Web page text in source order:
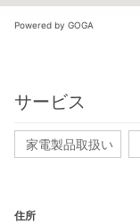
Powered by GOGA
サービス
家電製品取扱い
住所